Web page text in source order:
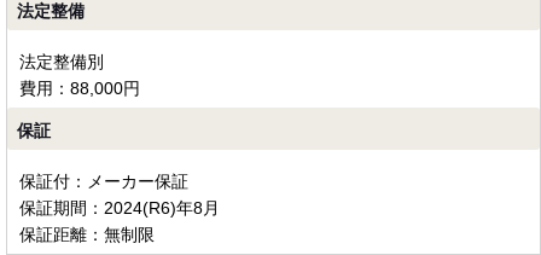
法定整備
法定整備別
費用：88,000円
保証
保証付：メーカー保証
保証期間：2024(R6)年8月
保証距離：無制限